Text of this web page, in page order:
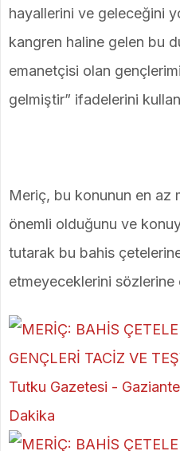
hayallerini ve geleceğini
kangren haline gelen bu
emanetçisi olan
gelmiştir” ifadelerini
Meriç, bu konunun en az
önemli olduğunu ve
tutarak bu bahis
etmeyeceklerini sözlerine